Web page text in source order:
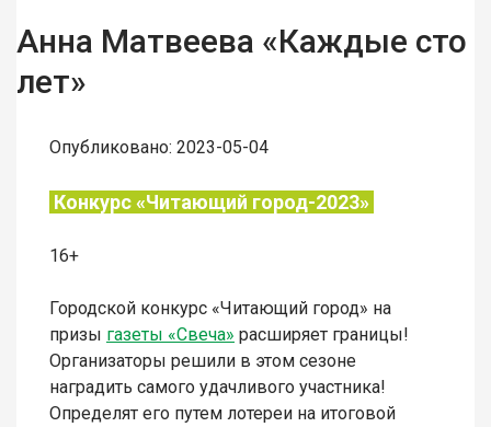
Анна Матвеева «Каждые сто
лет»
Опубликовано: 2023-05-04
Конкурс «Читающий город-2023»
16+
Городской конкурс «Читающий город» на
призы газеты «Свеча» расширяет границы!
Организаторы решили в этом сезоне
наградить самого удачливого участника!
Определят его путем лотереи на итоговой